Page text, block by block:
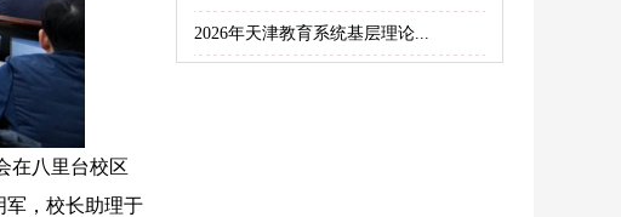
在八里台校区
军，校长助理于
2026年天津教育系统基层理论...